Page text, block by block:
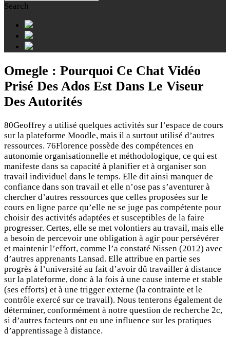
Search
Omegle : Pourquoi Ce Chat Vidéo
Prisé Des Ados Est Dans Le Viseur
Des Autorités
80Geoffrey a utilisé quelques activités sur l’espace de cours
sur la plateforme Moodle, mais il a surtout utilisé d’autres
ressources. 76Florence possède des compétences en
autonomie organisationnelle et méthodologique, ce qui est
manifeste dans sa capacité à planifier et à organiser son
travail individuel dans le temps. Elle dit ainsi manquer de
confiance dans son travail et elle n’ose pas s’aventurer à
chercher d’autres ressources que celles proposées sur le
cours en ligne parce qu’elle ne se juge pas compétente pour
choisir des activités adaptées et susceptibles de la faire
progresser. Certes, elle se met volontiers au travail, mais elle
a besoin de percevoir une obligation à agir pour persévérer
et maintenir l’effort, comme l’a constaté Nissen (2012) avec
d’autres apprenants Lansad. Elle attribue en partie ses
progrès à l’université au fait d’avoir dû travailler à distance
sur la plateforme, donc à la fois à une cause interne et stable
(ses efforts) et à une trigger externe (la contrainte et le
contrôle exercé sur ce travail). Nous tenterons également de
déterminer, conformément à notre question de recherche 2c,
si d’autres facteurs ont eu une influence sur les pratiques
d’apprentissage à distance.